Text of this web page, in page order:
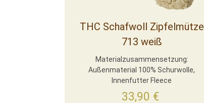
THC Schafwoll Zipfelmütze
713 weiß
Materialzusammensetzung:
Außenmaterial 100% Schurwolle,
Innenfutter Fleece
33,90 €